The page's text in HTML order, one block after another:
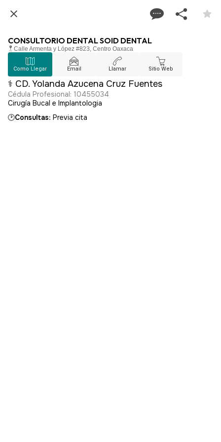
CONSULTORIO DENTAL SOID DENTAL
Calle Armenta y López #823, Centro Oaxaca
Como Llegar Email Llamar Sitio Web
⚕️ CD. Yolanda Azucena Cruz Fuentes
Cédula Profesional: 10455034
Cirugía Bucal e Implantologia
🕑Consultas: Previa cita